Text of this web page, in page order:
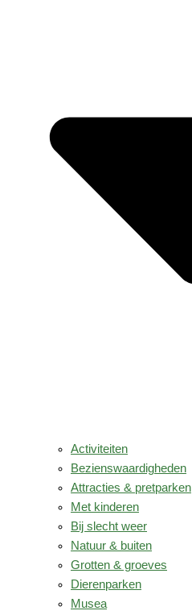
Activiteiten
Bezienswaardigheden
Attracties & pretparken
Met kinderen
Bij slecht weer
Natuur & buiten
Grotten & groeves
Dierenparken
Musea